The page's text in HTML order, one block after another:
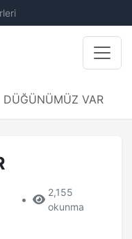
DÜĞÜNÜMÜZ VAR
•
2,155
okunma